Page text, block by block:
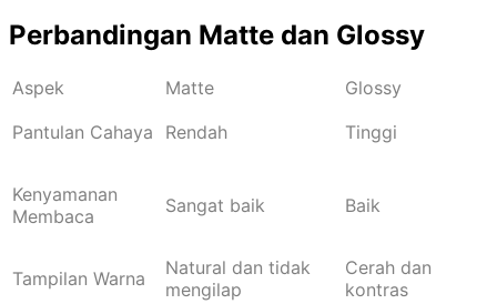
Perbandingan Matte dan Glossy
Aspek Matte
Glossy
Pantulan Cahaya
Rendah Tinggi
Kenyamanan
Membaca
Sangat baik Baik
Tampilan Warna
Natural dan tidak
mengilap
Cerah dan
kontras